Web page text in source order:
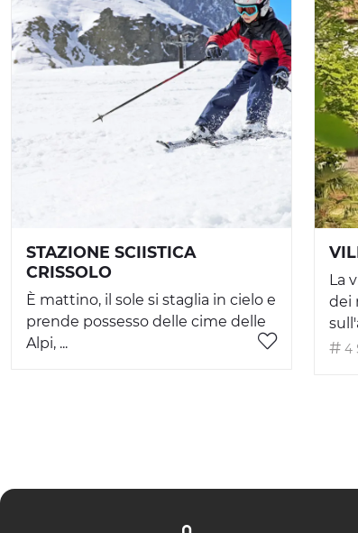
STAZIONE SCIISTICA
CRISSOLO
È mattino, il sole si staglia in cielo e
prende possesso delle cime delle
Alpi, ...
La
dei
4